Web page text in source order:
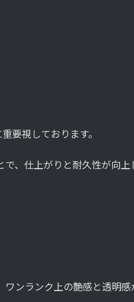
要視しております。
、仕上がりと耐久性が向上
ンランク上の艶感と透明感